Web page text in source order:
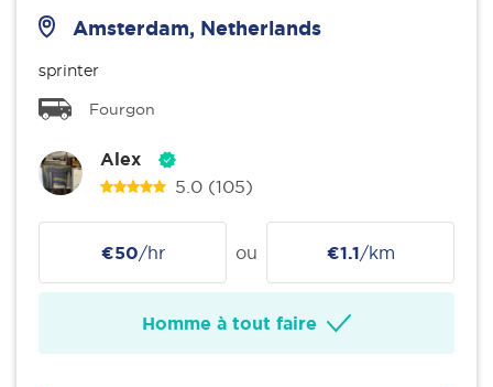
Amsterdam, Netherlands
sprinter
Fourgon
Alex
5.0 (105)
€50/hr ou €1.1/km
Homme à tout faire